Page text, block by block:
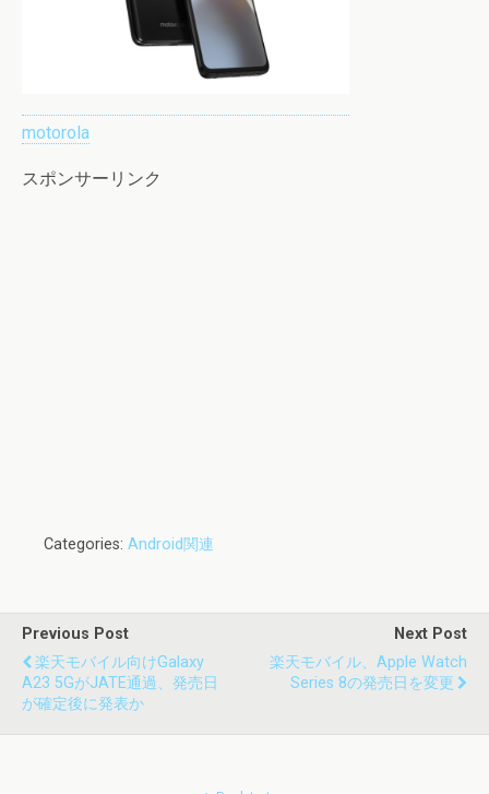
motorola
スポンサーリンク
Categories: Android関連
Previous Post
楽天モバイル向けGalaxy
A23 5GがJATE通過、発売日
が確定後に発表か
Next Post
楽天モバイル、Apple Watch
Series 8の発売日を変更